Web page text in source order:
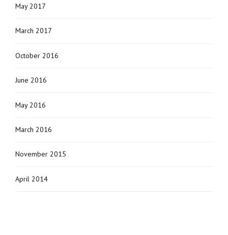
May 2017
March 2017
October 2016
June 2016
May 2016
March 2016
November 2015
April 2014